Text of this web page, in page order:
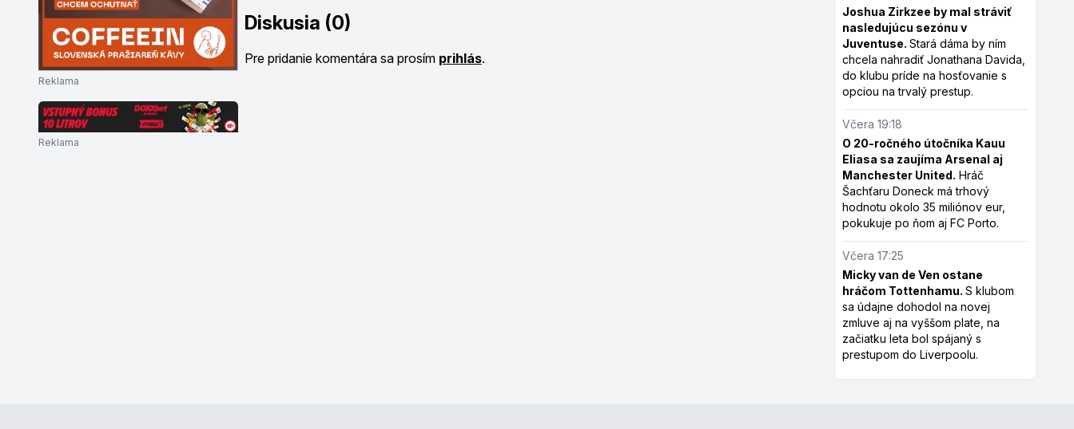
Reklama
Reklama
Diskusia (0)
Pre pridanie komentára sa prosím prihlás.
Joshua Zirkzee by mal stráviť
nasledujúcu sezónu v
Juventuse.Stará dáma by ním
chcela nahradiť Jonathana Davida,
do klubu príde na hosťovanie s
opciou na trvalý prestup.
Včera 19:18
O 20-ročného útočníka Kauu
Eliasa sa zaujíma Arsenal aj
Manchester United. Hráč
Šachťaru Doneck má trhový
hodnotu okolo 35 miliónov eur,
pokukuje po ňom aj FC Porto.
Včera 17:25
Micky van de Ven ostane
hráčom Tottenhamu.S klubom
sa údajne dohodol na novej
zmluve aj na vyššom plate, na
začiatku leta bol spájaný s
prestupom do Liverpoolu.